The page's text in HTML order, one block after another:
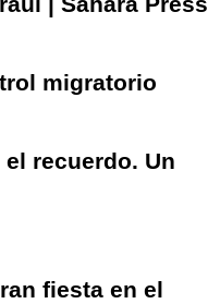
migratorio
recuerdo. Un
fiesta en el